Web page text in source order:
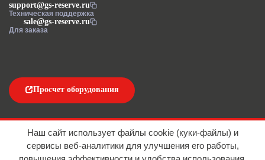
support@gs-reserve.ru
Техническая поддержка
sale@gs-reserve.ru
Для заказа
Просчет оборудования
Наш сайт использует файлы cookie (куки-файлы) и
сервисы веб-аналитики для улучшения его работы,